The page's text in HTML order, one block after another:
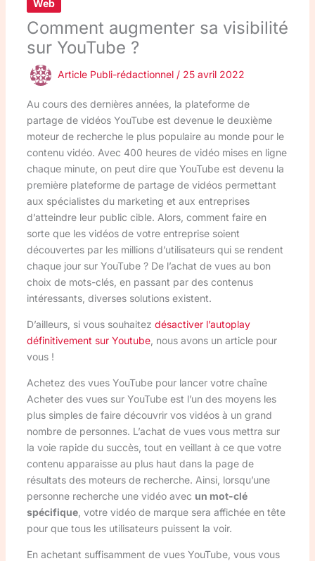
Web
Comment augmenter sa visibilité
sur YouTube ?
Article Publi-rédactionnel / 25 avril 2022
Au cours des dernières années, la plateforme de
partage de vidéos YouTube est devenue le deuxième
moteur de recherche le plus populaire au monde pour le
contenu vidéo. Avec 400 heures de vidéo mises en ligne
chaque minute, on peut dire que YouTube est devenu la
première plateforme de partage de vidéos permettant
aux spécialistes du marketing et aux entreprises
d’atteindre leur public cible. Alors, comment faire en
sorte que les vidéos de votre entreprise soient
découvertes par les millions d’utilisateurs qui se rendent
chaque jour sur YouTube ? De l’achat de vues au bon
choix de mots-clés, en passant par des contenus
intéressants, diverses solutions existent.
D’ailleurs, si vous souhaitez désactiver l’autoplay
définitivement sur Youtube, nous avons un article pour
vous !
Achetez des vues YouTube pour lancer votre chaîne
Acheter des vues sur YouTube est l’un des moyens les
plus simples de faire découvrir vos vidéos à un grand
nombre de personnes. L’achat de vues vous mettra sur
la voie rapide du succès, tout en veillant à ce que votre
contenu apparaisse au plus haut dans la page de
résultats des moteurs de recherche. Ainsi, lorsqu’une
personne recherche une vidéo avec un mot-clé
spécifique, votre vidéo de marque sera affichée en tête
pour que tous les utilisateurs puissent la voir.
En achetant suffisamment de vues YouTube, vous vous